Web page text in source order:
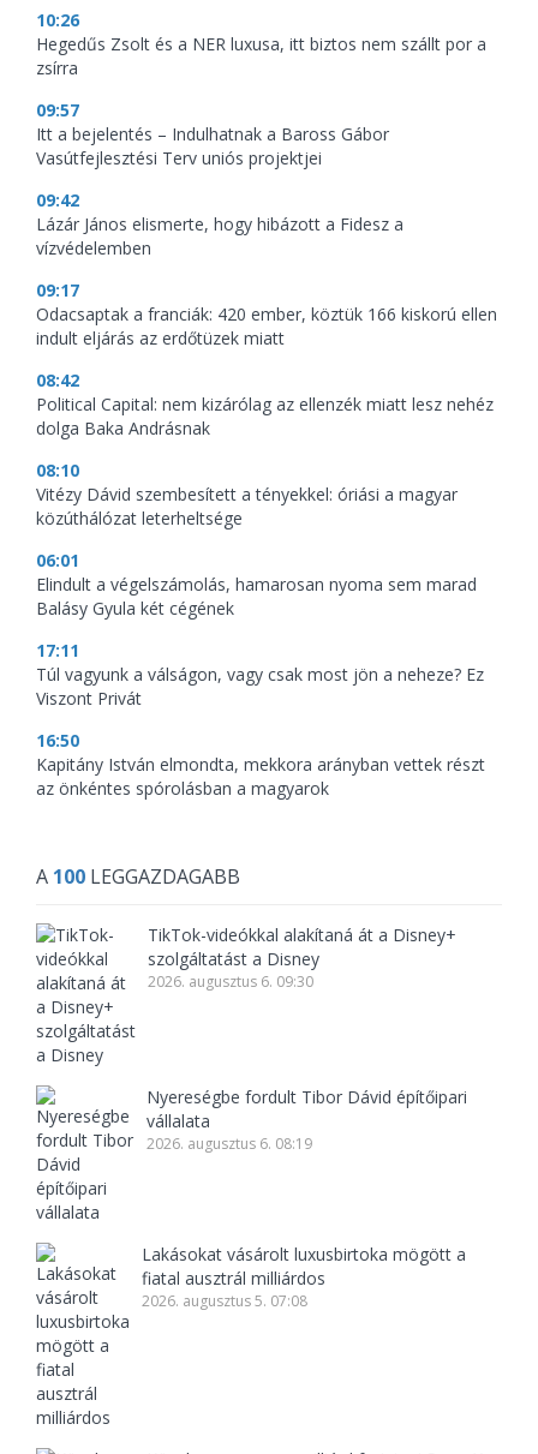
10:26
Hegedűs Zsolt és a NER luxusa, itt biztos nem szállt por a
zsírra
09:57
Itt a bejelentés – Indulhatnak a Baross Gábor
Vasútfejlesztési Terv uniós projektjei
09:42
Lázár János elismerte, hogy hibázott a Fidesz a
vízvédelemben
09:17
Odacsaptak a franciák: 420 ember, köztük 166 kiskorú ellen
indult eljárás az erdőtüzek miatt
08:42
Political Capital: nem kizárólag az ellenzék miatt lesz nehéz
dolga Baka Andrásnak
08:10
Vitézy Dávid szembesített a tényekkel: óriási a magyar
közúthálózat leterheltsége
06:01
Elindult a végelszámolás, hamarosan nyoma sem marad
Balásy Gyula két cégének
17:11
Túl vagyunk a válságon, vagy csak most jön a neheze? Ez
Viszont Privát
16:50
Kapitány István elmondta, mekkora arányban vettek részt
az önkéntes spórolásban a magyarok
A 100 LEGGAZDAGABB
TikTok-videókkal alakítaná át a Disney+
szolgáltatást a Disney
2026. augusztus 6. 09:30
Nyereségbe fordult Tibor Dávid építőipari
vállalata
2026. augusztus 6. 08:19
Lakásokat vásárolt luxusbirtoka mögött a
fiatal ausztrál milliárdos
2026. augusztus 5. 07:08